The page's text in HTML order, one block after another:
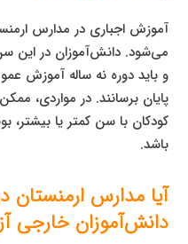
آموزش اجباری در مدارس
می‌شود. دانش‌آموزان در این
و باید دوره نه ساله آموزش
پایان برسانند. در مواردی،
کودکان با سن کمتر یا بیشتر،
باشد.
آیا مدارس
دانش‌آموزان خارجی